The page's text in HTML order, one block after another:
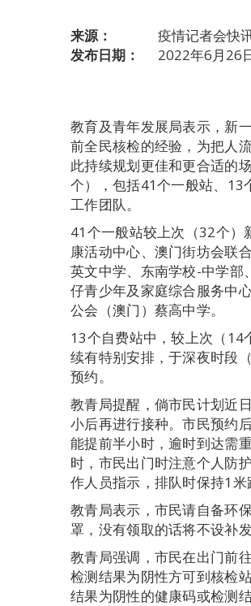
来源：
疫情记者会快
发布日期：
2022年6月26
教育及青年发展局表示，新
前全民核检的经验，为把人
此持续规划更佳和更合适的
个），包括41个一般站、13
工作团队。
41个一般站较上次（32个）
康活动中心、澳门街坊会联
英文中学、东南学校-中学部
仔青少年及家庭综合服务中
公会（澳门）蔡高中学。
13个自费站中，较上次（14
续有特别安排，于深夜时段
预约。
教青局提醒，倘市民计划近
小后再进行接种。市民预约
能提前半小时，逾时到达需
时，市民出门时注意个人防
作人员指示，排队时保持1米
教青局表示，市民请自备环
罩，没有领取的话将不设补发
教青局强调，市民在出门前
检测结果为阴性方可到核检
结果为阴性的健康码或检测